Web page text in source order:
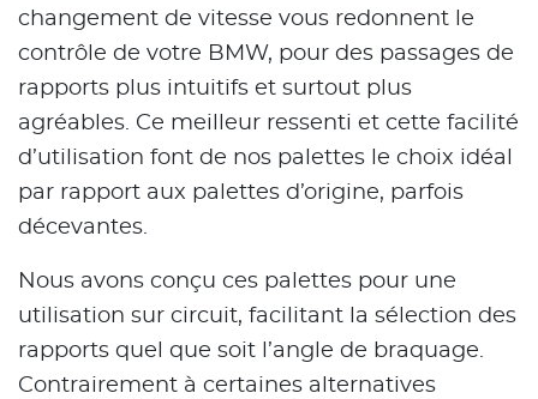
changement de vitesse vous redonnent le
contrôle de votre BMW, pour des passages de
rapports plus intuitifs et surtout plus
agréables. Ce meilleur ressenti et cette facilité
d’utilisation font de nos palettes le choix idéal
par rapport aux palettes d’origine, parfois
décevantes.
Nous avons conçu ces palettes pour une
utilisation sur circuit, facilitant la sélection des
rapports quel que soit l’angle de braquage.
Contrairement à certaines alternatives